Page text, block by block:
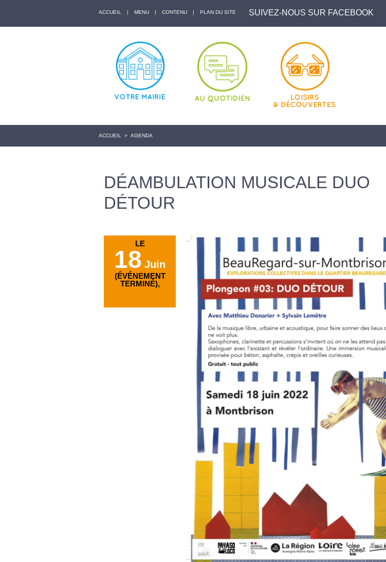
ACCUEIL | MENU | CONTENU | PLAN DU SITE SUIVEZ-NOUS SUR FACEBOOK
ACCUEIL > AGENDA
DÉAMBULATION MUSICALE DUO
DÉTOUR
LE
18 Juin
(ÉVÉNEMENT
TERMINÉ),